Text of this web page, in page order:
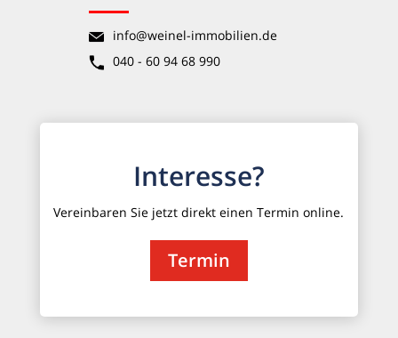
info@weinel-immobilien.de
040 - 60 94 68 990
Interesse?
Vereinbaren Sie jetzt direkt einen Termin online.
Termin